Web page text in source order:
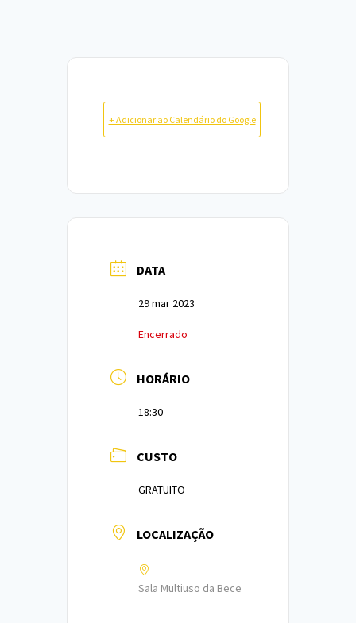
+ Adicionar ao Calendário do Google
DATA
29 mar 2023
Encerrado
HORÁRIO
18:30
CUSTO
GRATUITO
LOCALIZAÇÃO
Sala Multiuso da Bece